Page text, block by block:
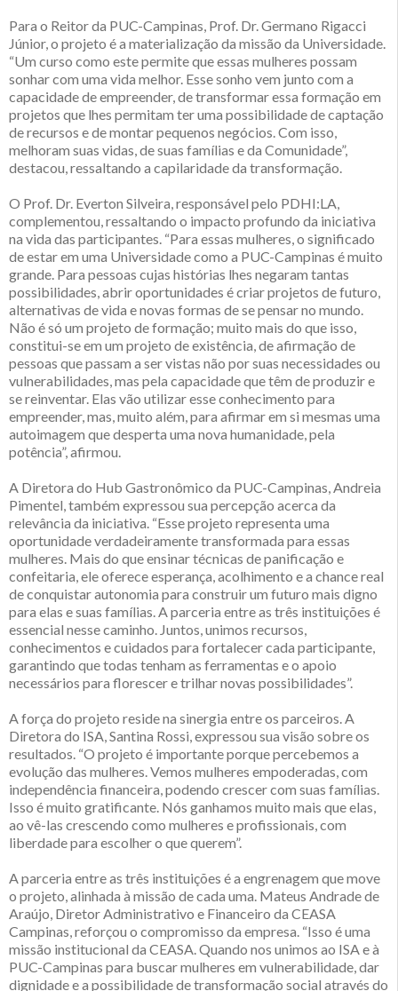
Para o Reitor da PUC-Campinas, Prof. Dr. Germano Rigacci
Júnior, o projeto é a materialização da missão da Universidade.
“Um curso como este permite que essas mulheres possam
sonhar com uma vida melhor. Esse sonho vem junto com a
capacidade de empreender, de transformar essa formação em
projetos que lhes permitam ter uma possibilidade de captação
de recursos e de montar pequenos negócios. Com isso,
melhoram suas vidas, de suas famílias e da Comunidade”,
destacou, ressaltando a capilaridade da transformação.
O Prof. Dr. Everton Silveira, responsável pelo PDHI:LA,
complementou, ressaltando o impacto profundo da iniciativa
na vida das participantes. “Para essas mulheres, o significado
de estar em uma Universidade como a PUC-Campinas é muito
grande. Para pessoas cujas histórias lhes negaram tantas
possibilidades, abrir oportunidades é criar projetos de futuro,
alternativas de vida e novas formas de se pensar no mundo.
Não é só um projeto de formação; muito mais do que isso,
constitui-se em um projeto de existência, de afirmação de
pessoas que passam a ser vistas não por suas necessidades ou
vulnerabilidades, mas pela capacidade que têm de produzir e
se reinventar. Elas vão utilizar esse conhecimento para
empreender, mas, muito além, para afirmar em si mesmas uma
autoimagem que desperta uma nova humanidade, pela
potência”, afirmou.
A Diretora do Hub Gastronômico da PUC-Campinas, Andreia
Pimentel, também expressou sua percepção acerca da
relevância da iniciativa. “Esse projeto representa uma
oportunidade verdadeiramente transformada para essas
mulheres. Mais do que ensinar técnicas de panificação e
confeitaria, ele oferece esperança, acolhimento e a chance real
de conquistar autonomia para construir um futuro mais digno
para elas e suas famílias. A parceria entre as três instituições é
essencial nesse caminho. Juntos, unimos recursos,
conhecimentos e cuidados para fortalecer cada participante,
garantindo que todas tenham as ferramentas e o apoio
necessários para florescer e trilhar novas possibilidades”.
A força do projeto reside na sinergia entre os parceiros. A
Diretora do ISA, Santina Rossi, expressou sua visão sobre os
resultados. “O projeto é importante porque percebemos a
evolução das mulheres. Vemos mulheres empoderadas, com
independência financeira, podendo crescer com suas famílias.
Isso é muito gratificante. Nós ganhamos muito mais que elas,
ao vê-las crescendo como mulheres e profissionais, com
liberdade para escolher o que querem”.
A parceria entre as três instituições é a engrenagem que move
o projeto, alinhada à missão de cada uma. Mateus Andrade de
Araújo, Diretor Administrativo e Financeiro da CEASA
Campinas, reforçou o compromisso da empresa. “Isso é uma
missão institucional da CEASA. Quando nos unimos ao ISA e à
PUC-Campinas para buscar mulheres em vulnerabilidade, dar
dignidade e a possibilidade de transformação social através do